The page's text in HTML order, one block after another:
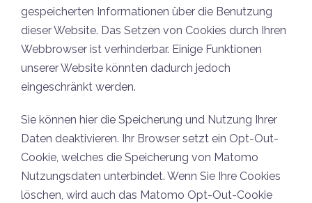
gespeicherten Informationen über die Benutzung
dieser Website. Das Setzen von Cookies durch Ihren
Webbrowser ist verhinderbar. Einige Funktionen
unserer Website könnten dadurch jedoch
eingeschränkt werden.
Sie können hier die Speicherung und Nutzung Ihrer
Daten deaktivieren. Ihr Browser setzt ein Opt-Out-
Cookie, welches die Speicherung von Matomo
Nutzungsdaten unterbindet. Wenn Sie Ihre Cookies
löschen, wird auch das Matomo Opt-Out-Cookie